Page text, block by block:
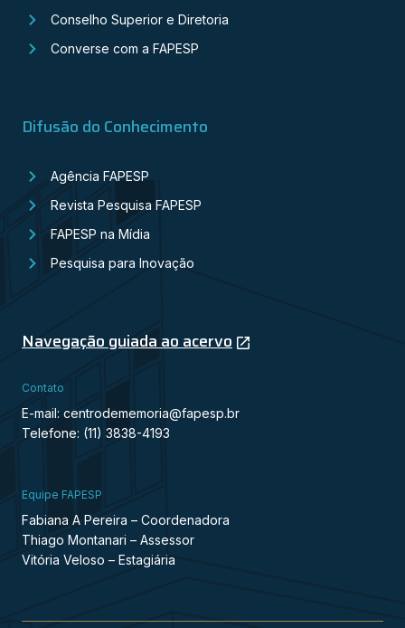
Conselho Superior e Diretoria
Converse com a FAPESP
Difusão do Conhecimento
Agência FAPESP
Revista Pesquisa FAPESP
FAPESP na Mídia
Pesquisa para Inovação
Navegação guiada ao acervo
Contato
E-mail: centrodememoria@fapesp.br
Telefone: (11) 3838-4193
Equipe FAPESP
Fabiana A Pereira – Coordenadora
Thiago Montanari – Assessor
Vitória Veloso – Estagiária